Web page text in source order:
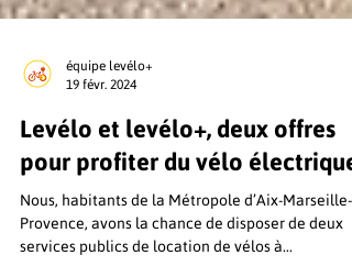
19 févr. 2024
Levélo et levélo+, deux offres
pour profiter du vélo électrique
Nous, habitants de la Métropole d’Aix-Marseille-
Provence, avons la chance de disposer de deux